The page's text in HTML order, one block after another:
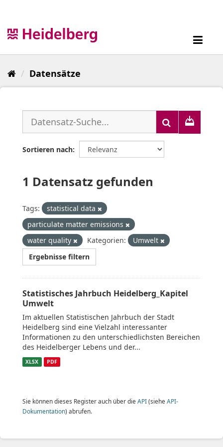
Datensätze
Sortieren nach
1 Datensatz gefunden
Tags:
statistical data
particulate matter emissions
water quality
Kategorien:
Umwelt
Ergebnisse filtern
Statistisches Jahrbuch Heidelberg_Kapitel
Umwelt
Im aktuellen Statistischen Jahrbuch der Stadt
Heidelberg sind eine Vielzahl interessanter
Informationen zu den unterschiedlichsten Bereichen
des Heidelberger Lebens und der...
XLSX PDF
Sie können dieses Register auch über die API(siehe API-
Dokumentation) abrufen.